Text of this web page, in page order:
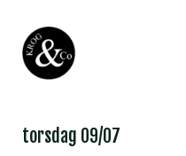
torsdag 09/07